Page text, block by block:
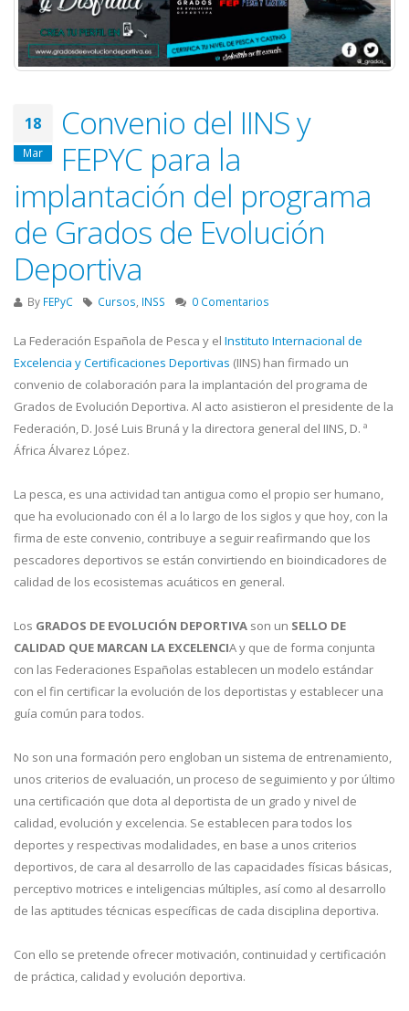
18
Mar
Convenio del IINS y
FEPYC para la
implantación del programa
de Grados de Evolución
Deportiva
By FEPyC Cursos, INSS 0 Comentarios
La Federación Española de Pesca y el Instituto Internacional de
Excelencia y Certificaciones Deportivas (IINS) han firmado un
convenio de colaboración para la implantación del programa de
Grados de Evolución Deportiva. Al acto asistieron el presidente de la
Federación, D. José Luis Bruná y la directora general del IINS, D. ª
África Álvarez López.
La pesca, es una actividad tan antigua como el propio ser humano,
que ha evolucionado con él a lo largo de los siglos y que hoy, con la
firma de este convenio, contribuye a seguir reafirmando que los
pescadores deportivos se están convirtiendo en bioindicadores de
calidad de los ecosistemas acuáticos en general.
Los GRADOS DE EVOLUCIÓN DEPORTIVA son un SELLO DE
CALIDAD QUE MARCAN LA EXCELENCIA y que de forma conjunta
con las Federaciones Españolas establecen un modelo estándar
con el fin certificar la evolución de los deportistas y establecer una
guía común para todos.
No son una formación pero engloban un sistema de entrenamiento,
unos criterios de evaluación, un proceso de seguimiento y por último
una certificación que dota al deportista de un grado y nivel de
calidad, evolución y excelencia. Se establecen para todos los
deportes y respectivas modalidades, en base a unos criterios
deportivos, de cara al desarrollo de las capacidades físicas básicas,
perceptivo motrices e inteligencias múltiples, así como al desarrollo
de las aptitudes técnicas específicas de cada disciplina deportiva.
Con ello se pretende ofrecer motivación, continuidad y certificación
de práctica, calidad y evolución deportiva.